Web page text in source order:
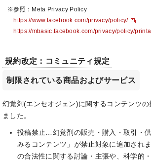
※参照：Meta Privacy Policy
https://www.facebook.com/privacy/policy/
https://mbasic.facebook.com/privacy/policy/
規約改定：コミュニティ規定
制限されている商品およびサービス
幻覚剤(エンセオジェン)に関するコンテンツの
ました。
投稿禁止…幻覚剤の販売・購入・取引・
みるコンテンツ」が禁止対象に追加され
の合法性に関する討論・主張や、科学的